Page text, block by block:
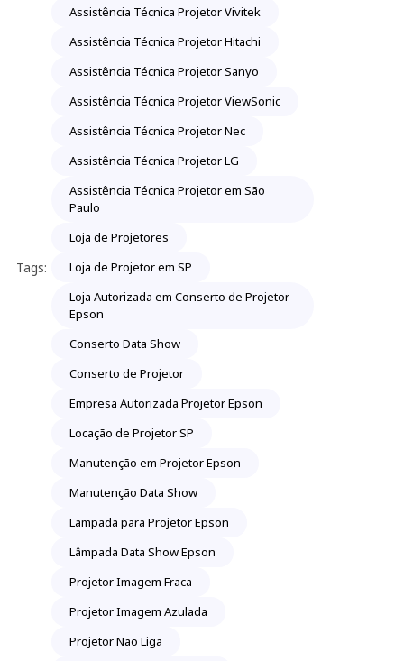
Tags:
Assistência Técnica Projetor Vivitek
Assistência Técnica Projetor Hitachi
Assistência Técnica Projetor Sanyo
Assistência Técnica Projetor ViewSonic
Assistência Técnica Projetor Nec
Assistência Técnica Projetor LG
Assistência Técnica Projetor em São
Paulo
Loja de Projetores
Loja de Projetor em SP
Loja Autorizada em Conserto de Projetor
Epson
Conserto Data Show
Conserto de Projetor
Empresa Autorizada Projetor Epson
Locação de Projetor SP
Manutenção em Projetor Epson
Manutenção Data Show
Lampada para Projetor Epson
Lâmpada Data Show Epson
Projetor Imagem Fraca
Projetor Imagem Azulada
Projetor Não Liga